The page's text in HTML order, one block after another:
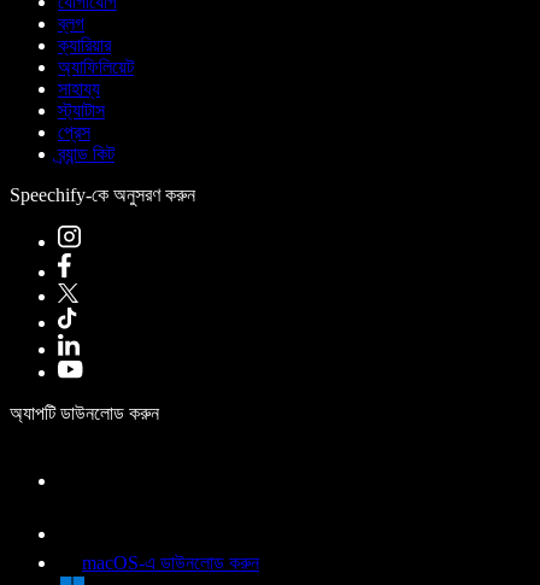
ব্লগ
ক্যারিয়ার
অ্যাফিলিয়েট
সাহায্য
স্ট্যাটাস
প্রেস
ব্র্যান্ড কিট
Speechify-কে অনুসরণ করুন
অ্যাপটি ডাউনলোড করুন
macOS-এ ডাউনলোড করুন